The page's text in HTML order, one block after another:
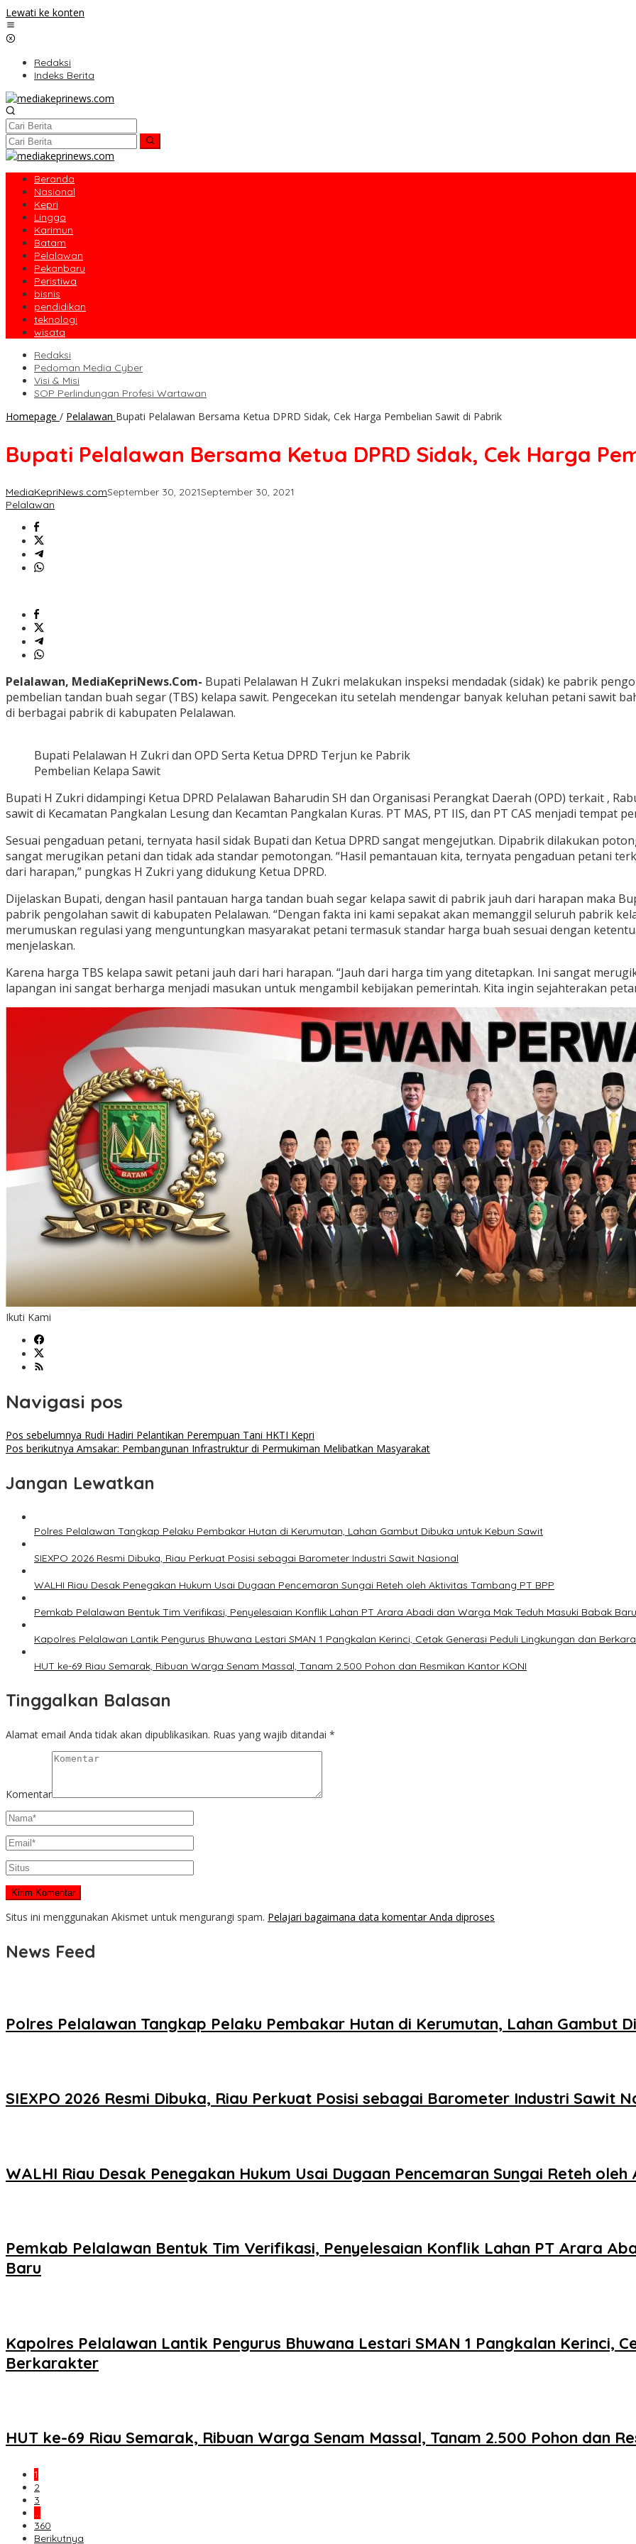
Lewati ke konten
Redaksi
Indeks Berita
Beranda
Nasional
Kepri
Lingga
Karimun
Batam
Pelalawan
Pekanbaru
Peristiwa
bisnis
pendidikan
teknologi
wisata
Redaksi
Pedoman Media Cyber
Visi & Misi
SOP Perlindungan Profesi Wartawan
Homepage / Pelalawan Bupati Pelalawan Bersama Ketua DPRD Sidak, Cek Harga Pembelian Sawit di Pabrik
Bupati Pelalawan Bersama Ketua DPRD Sidak, Cek Harga
MediaKepriNews.comSeptember 30, 2021September 30, 2021
Pelalawan
Pelalawan, MediaKepriNews.Com- Bupati Pelalawan H Zukri melakukan inspeksi mendadak (sidak) ke pabrik
pembelian tandan buah segar (TBS) kelapa sawit. Pengecekan itu setelah mendengar banyak keluhan petani sawit
di berbagai pabrik di kabupaten Pelalawan.
Bupati Pelalawan H Zukri dan OPD Serta Ketua DPRD Terjun ke Pabrik
Pembelian Kelapa Sawit
Bupati H Zukri didampingi Ketua DPRD Pelalawan Baharudin SH dan Organisasi Perangkat Daerah (OPD) terkait ,
sawit di Kecamatan Pangkalan Lesung dan Kecamtan Pangkalan Kuras. PT MAS, PT IIS, dan PT CAS menjadi tempat
Sesuai pengaduan petani, ternyata hasil sidak Bupati dan Ketua DPRD sangat mengejutkan. Dipabrik dilakukan
sangat merugikan petani dan tidak ada standar pemotongan. “Hasil pemantauan kita, ternyata pengaduan petani
dari harapan,” pungkas H Zukri yang didukung Ketua DPRD.
Dijelaskan Bupati, dengan hasil pantauan harga tandan buah segar kelapa sawit di pabrik jauh dari harapan maka
pabrik pengolahan sawit di kabupaten Pelalawan. “Dengan fakta ini kami sepakat akan memanggil seluruh pabrik
merumuskan regulasi yang menguntungkan masyarakat petani termasuk standar harga buah sesuai dengan
menjelaskan.
Karena harga TBS kelapa sawit petani jauh dari hari harapan. “Jauh dari harga tim yang ditetapkan. Ini sangat
lapangan ini sangat berharga menjadi masukan untuk mengambil kebijakan pemerintah. Kita ingin sejahterakan
Ikuti Kami
Navigasi pos
Pos sebelumnya Rudi Hadiri Pelantikan Perempuan Tani HKTI Kepri
Pos berikutnya Amsakar: Pembangunan Infrastruktur di Permukiman Melibatkan Masyarakat
Jangan Lewatkan
Polres Pelalawan Tangkap Pelaku Pembakar Hutan di Kerumutan, Lahan Gambut Dibuka untuk Kebun Sawit
SIEXPO 2026 Resmi Dibuka, Riau Perkuat Posisi sebagai Barometer Industri Sawit Nasional
WALHI Riau Desak Penegakan Hukum Usai Dugaan Pencemaran Sungai Reteh oleh Aktivitas Tambang PT BPP
Pemkab Pelalawan Bentuk Tim Verifikasi, Penyelesaian Konflik Lahan PT Arara Abadi dan Warga Mak Teduh Masuki Babak Baru
Kapolres Pelalawan Lantik Pengurus Bhuwana Lestari SMAN 1 Pangkalan Kerinci, Cetak Generasi Peduli Lingkungan dan
HUT ke-69 Riau Semarak, Ribuan Warga Senam Massal, Tanam 2.500 Pohon dan Resmikan Kantor KONI
Tinggalkan Balasan
Alamat email Anda tidak akan dipublikasikan. Ruas yang wajib ditandai *
Komentar
Situs ini menggunakan Akismet untuk mengurangi spam. Pelajari bagaimana data komentar Anda diproses
News Feed
Polres Pelalawan Tangkap Pelaku Pembakar Hutan di Kerumutan, Lahan Gambut
SIEXPO 2026 Resmi Dibuka, Riau Perkuat Posisi sebagai Barometer Industri Sawit
WALHI Riau Desak Penegakan Hukum Usai Dugaan Pencemaran Sungai Reteh
Pemkab Pelalawan Bentuk Tim Verifikasi, Penyelesaian Konflik Lahan PT Arara
Baru
Kapolres Pelalawan Lantik Pengurus Bhuwana Lestari SMAN 1 Pangkalan Kerinci,
Berkarakter
HUT ke-69 Riau Semarak, Ribuan Warga Senam Massal, Tanam 2.500 Pohon dan
1
2
3
…
360
Berikutnya